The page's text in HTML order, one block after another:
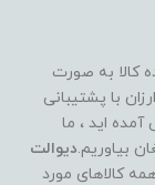
کالا به صورت
با پشتیبانی
آمده اید ، ما
بیاوریم.دیوالت
کالاهای مورد